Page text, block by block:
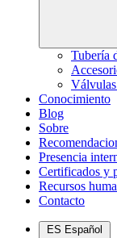
Tubería
Conocimiento
Blog
Sobre
Presencia
Certificados y
Recursos
Contacto
ES Español